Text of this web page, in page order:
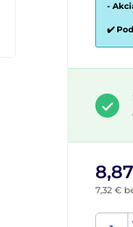
-
✔️
7,32 €